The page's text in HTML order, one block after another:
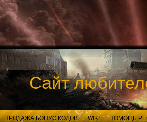
Сайт
ПРОДАЖА БОНУС КОДОВ WIKI ПОМОЩЬ